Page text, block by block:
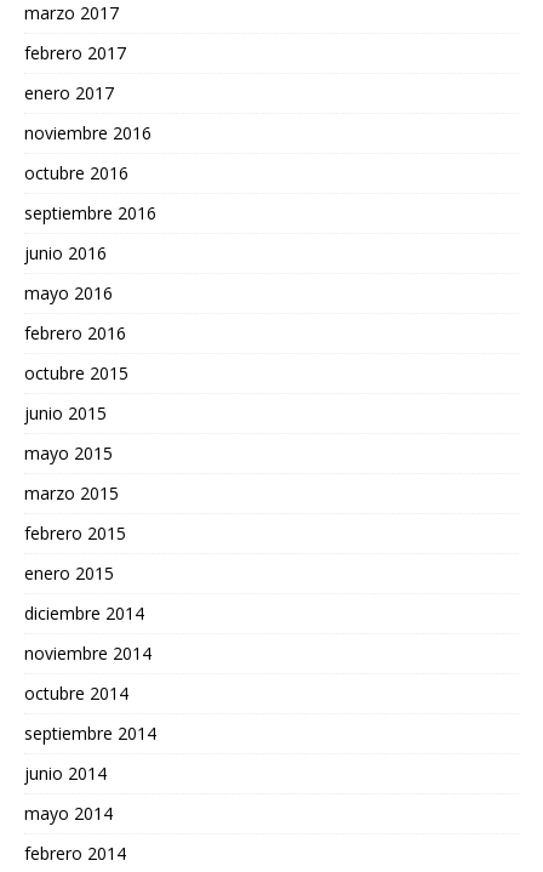
marzo 2017
febrero 2017
enero 2017
noviembre 2016
octubre 2016
septiembre 2016
junio 2016
mayo 2016
febrero 2016
octubre 2015
junio 2015
mayo 2015
marzo 2015
febrero 2015
enero 2015
diciembre 2014
noviembre 2014
octubre 2014
septiembre 2014
junio 2014
mayo 2014
febrero 2014